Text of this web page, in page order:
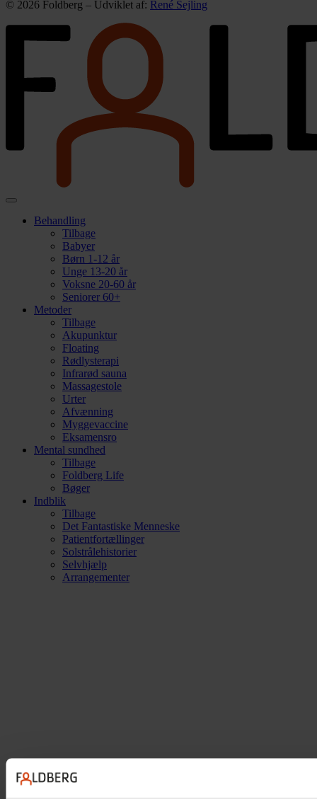
© 2026 Foldberg – Udviklet af: René Sejling
Behandling
Tilbage
Babyer
Børn 1-12 år
Unge 13-20 år
Voksne 20-60 år
Seniorer 60+
Metoder
Tilbage
Akupunktur
Floating
Rødlysterapi
Infrarød sauna
Massagestole
Urter
Afvænning
Myggevaccine
Eksamensro
Mental sundhed
Tilbage
Foldberg Life
Bøger
Indblik
Tilbage
Det Fantastiske Menneske
Patientfortællinger
Solstrålehistorier
Selvhjælp
Arrangementer